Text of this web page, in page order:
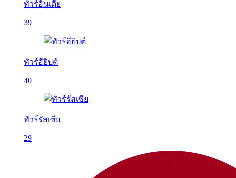
ทัวร์อินเดีย
39
ทัวร์อียิปต์
40
ทัวร์รัสเซีย
29